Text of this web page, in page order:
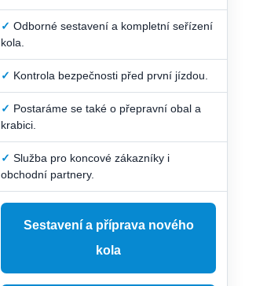
✓ Odborné sestavení a kompletní seřízení
kola.
✓ Kontrola bezpečnosti před první jízdou.
✓ Postaráme se také o přepravní obal a
krabici.
✓ Služba pro koncové zákazníky i
obchodní partnery.
Sestavení a příprava nového
kola